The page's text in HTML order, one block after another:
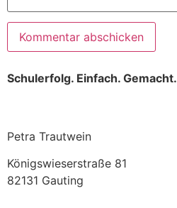
Schulerfolg. Einfach. Gemacht.
Petra Trautwein
Königswieserstraße 81
82131 Gauting